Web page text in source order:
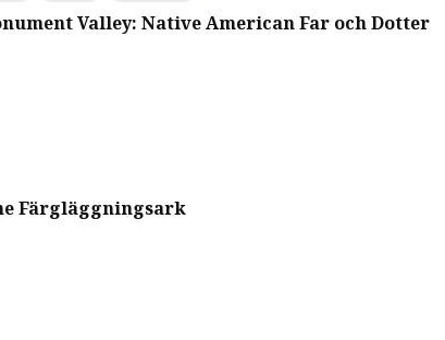
Valley: Native American Far och Dotter
Färgläggningsark